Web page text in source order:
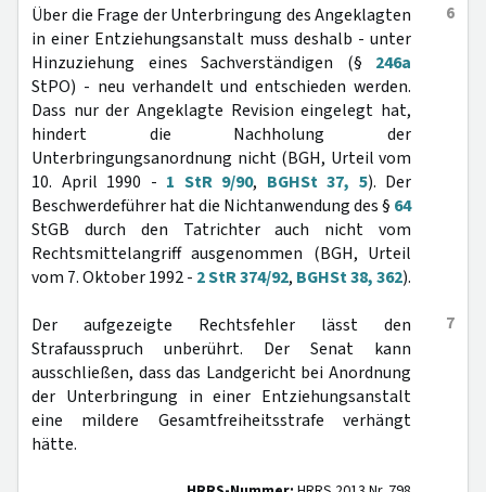
6
Über die Frage der Unterbringung des Angeklagten
in einer Entziehungsanstalt muss deshalb - unter
Hinzuziehung eines Sachverständigen (§ 246a
StPO) - neu verhandelt und entschieden werden.
Dass nur der Angeklagte Revision eingelegt hat,
hindert die Nachholung der
Unterbringungsanordnung nicht (BGH, Urteil vom
10. April 1990 - 1 StR 9/90, BGHSt 37, 5). Der
Beschwerdeführer hat die Nichtanwendung des § 64
StGB durch den Tatrichter auch nicht vom
Rechtsmittelangriff ausgenommen (BGH, Urteil
vom 7. Oktober 1992 - 2 StR 374/92, BGHSt 38, 362).
7
Der aufgezeigte Rechtsfehler lässt den
Strafausspruch unberührt. Der Senat kann
ausschließen, dass das Landgericht bei Anordnung
der Unterbringung in einer Entziehungsanstalt
eine mildere Gesamtfreiheitsstrafe verhängt
hätte.